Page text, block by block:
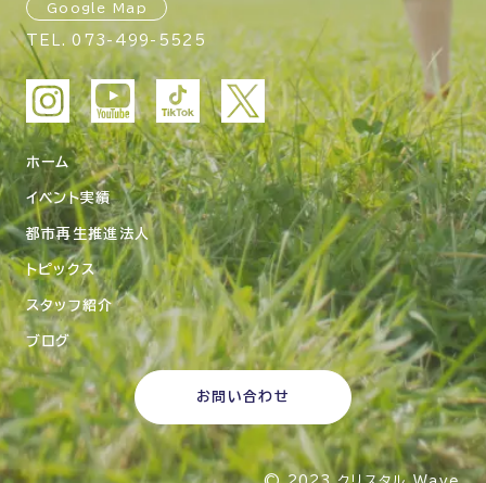
Google Map
TEL.073-499-5525
ホーム
イベント実績
都市再生推進法人
トピックス
スタッフ紹介
ブログ
お問い合わせ